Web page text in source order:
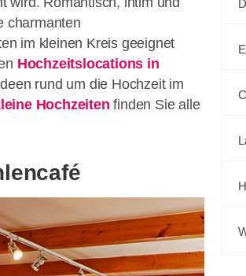
charmanten
im kleinen Kreis geeignet
Hochzeitslocations in
rund um die Hochzeit im
Hochzeiten finden Sie alle